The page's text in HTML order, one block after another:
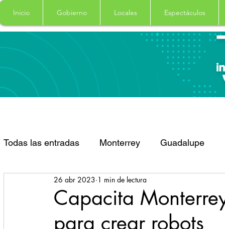
Inicio Gobierno Locales Espectáculos
Todas las entradas Monterrey Guadalupe
Santa Catarina San Pedro Garza Garcia
Espectaculos Clima Principal Salud
Capacita
para crear robots
26 abr 2023 1 min de lectura